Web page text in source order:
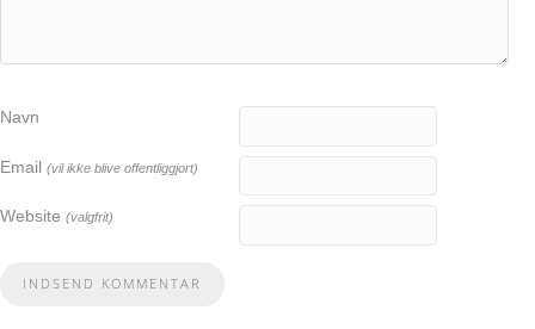
Navn
Email (vil ikke blive offentliggjort)
Website (valgfrit)